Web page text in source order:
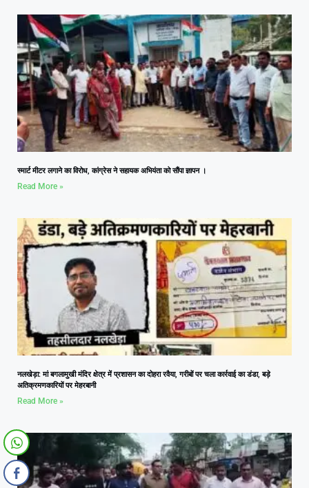
स्मार्ट मीटर लगाने का विरोध, कांग्रेस ने सहायक अभियंता को सौंपा ज्ञापन ।
Read More »
नलखेड़ा: मां बगलामुखी मंदिर क्षेत्र में प्रशासन का दोहरा रवैया, गरीबों पर चला कार्रवाई का डंडा, बड़े
अतिक्रमणकारियों पर मेहरबानी
Read More »